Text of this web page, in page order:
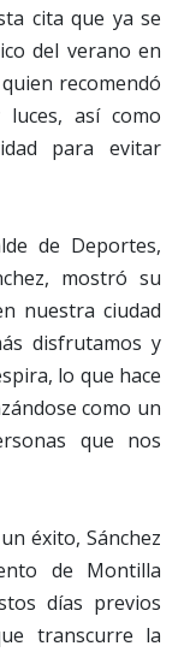
cita que ya se
del verano en
recomendó
así como
para evitar
de Deportes,
mostró su
nuestra ciudad
disfrutamos y
lo que hace
como un
que nos
éxito, Sánchez
de Montilla
días previos
transcurre la